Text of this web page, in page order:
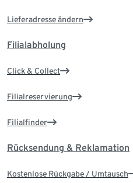
Lieferadresse ändern
Filialabholung
Click & Collect
Filialreservierung
Filialfinder
Rücksendung & Reklamation
Kostenlose Rückgabe / Umtausch